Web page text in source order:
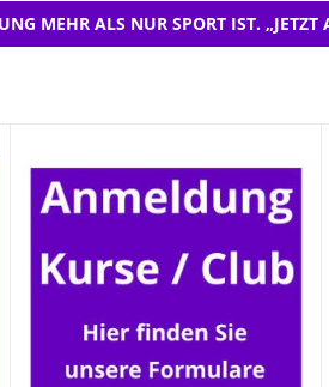
MEHR ALS NUR SPORT IST.